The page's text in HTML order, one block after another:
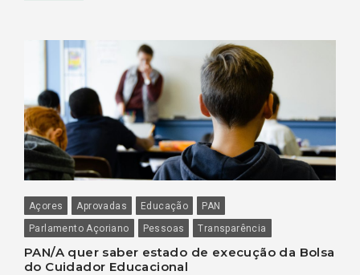
Açores Aprovadas Educação
PAN
Parlamento Açoriano
Pessoas Transparência
PAN/A quer saber estado de execução da Bolsa
do Cuidador Educacional